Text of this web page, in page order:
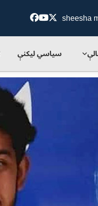
sheesha
سياسي ليکنې